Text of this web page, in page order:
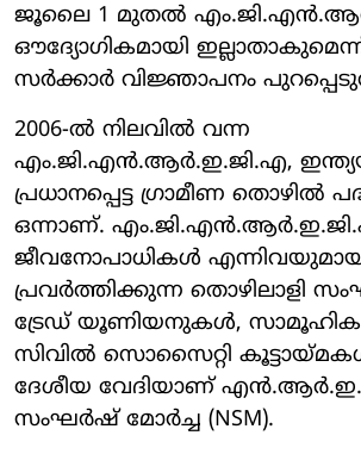
ജൂലൈ 1 മുതൽ
ഔദ്യോഗികമായി ഇല്ലാതാകുമെന്ന്
സർക്കാർ വിജ്ഞാപനം
2006-ൽ നിലവിൽ വന്ന
എം.ജി.എൻ.ആർ.ഇ.ജി.എ,
പ്രധാനപ്പെട്ട ഗ്രാമീണ തൊഴിൽ
ഒന്നാണ്.
ജീവനോപാധികൾ എന്നിവയുമായി
പ്രവർത്തിക്കുന്ന തൊഴിലാളി
ട്രേഡ് യൂണിയനുകൾ, സാമൂഹിക
സിവിൽ സൊസൈറ്റി
ദേശീയ വേദിയാണ്
സംഘർഷ് മോർച്ച (NSM).